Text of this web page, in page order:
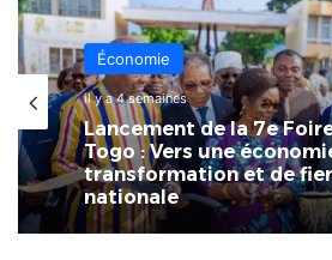
Économie
il y a 4 semaines
Lancement de la 7e Foire
Togo : Vers une
Économie
4 juillet 2026
La 7ème Foire Made in